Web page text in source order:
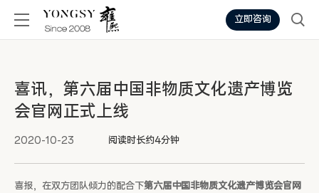
立即咨询
喜讯，第六届中国非物质文化遗产博览
会官网正式上线
2020-10-23 阅读时长约4分钟
喜报，在双方团队倾力的配合下第六届中国非物质文化遗产博览会官网